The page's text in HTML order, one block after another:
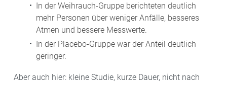
In der Weihrauch-Gruppe berichteten deutlich
mehr Personen über weniger Anfälle, besseres
Atmen und bessere Messwerte.
In der Placebo-Gruppe war der Anteil deutlich
geringer.
Aber auch hier: kleine Studie, kurze Dauer, nicht nach